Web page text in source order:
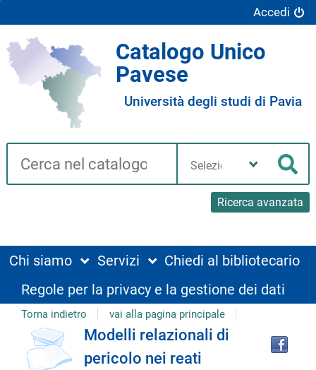
Accedi
Catalogo Unico
Pavese
Università degli studi di Pavia
Cerca su "Catalogo"
Ricerca avanzata
biblioteca
Chi siamo Servizi
Chiedi al bibliotecario
Regole per la privacy e la gestione dei dati
Torna indietro vai alla pagina principale
DettaglioModelli relazionali di
pericolo nei reati